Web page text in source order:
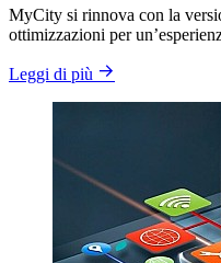
MyCity si rinnova con la
ottimizzazioni per
Leggi di più